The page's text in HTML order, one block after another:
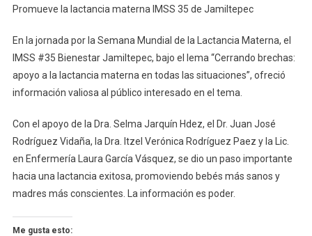
La
Materna
IMSS
35
De
Promueve la lactancia materna IMSS 35 de Jamiltepec
En la jornada por la Semana Mundial de la Lactancia Materna, el
IMSS #35 Bienestar Jamiltepec, bajo el lema “Cerrando brechas:
apoyo a la lactancia materna en todas las situaciones”, ofreció
información valiosa al público interesado en el tema.
Con el apoyo de la Dra. Selma Jarquín Hdez, el Dr. Juan José
Rodríguez Vidaña, la Dra. Itzel Verónica Rodríguez Paez y la Lic.
en Enfermería Laura García Vásquez, se dio un paso importante
hacia una lactancia exitosa, promoviendo bebés más sanos y
madres más conscientes. La información es poder.
Me gusta esto: